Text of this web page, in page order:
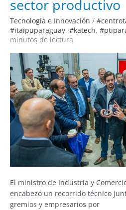
sector productivo
Tecnología e Innovación /
#itaipuparaguay, #katech,
minutos de lectura
El ministro de Industria y
encabezó un recorrido técnico
gremios y empresarios por
del
sector
productivo